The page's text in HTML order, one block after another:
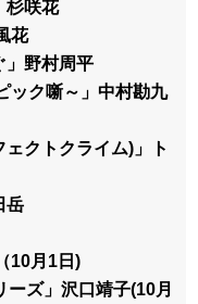
杉咲花
花
」野村周平
ック噺～」中村勘九
クトクライム)」ト
岳
10月1日)
ズ」沢口靖子(10月